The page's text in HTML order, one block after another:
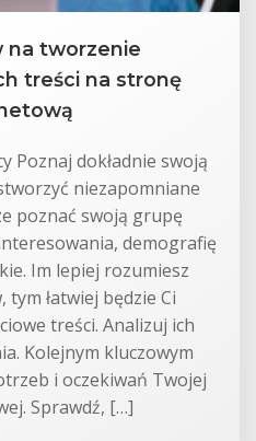
na tworzenie
treści na stronę
Poznaj dokładnie swoją
niezapomniane
poznać swoją grupę
demografię
Im lepiej rozumiesz
łatwiej będzie Ci
treści. Analizuj ich
Kolejnym kluczowym
i oczekiwań Twojej
Sprawdź, […]